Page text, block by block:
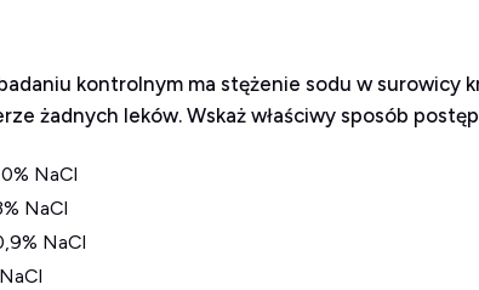
kontrolnym ma stężenie sodu w surowicy
żadnych leków. Wskaż właściwy sposób
NaCl
NaCl
NaCl